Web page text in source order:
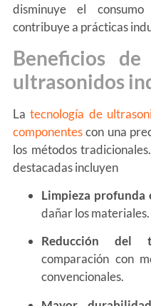
disminuye el
contribuye a prácticas
Beneficios
ultrasonidos
Latecnología de
componentescon una
los métodos
destacadas incluyen
Limpieza profunda
dañar los materiales.
Reducción del
comparación con
convencionales.